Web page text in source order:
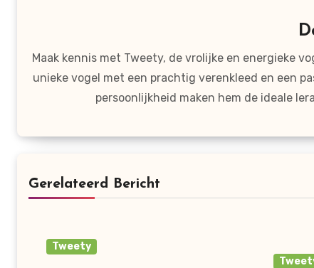
Maak kennis met Tweety, de vrolijke en energieke
unieke vogel met een prachtig verenkleed en een
persoonlijkheid maken hem de ideale
Gerelateerd Bericht
Tweety